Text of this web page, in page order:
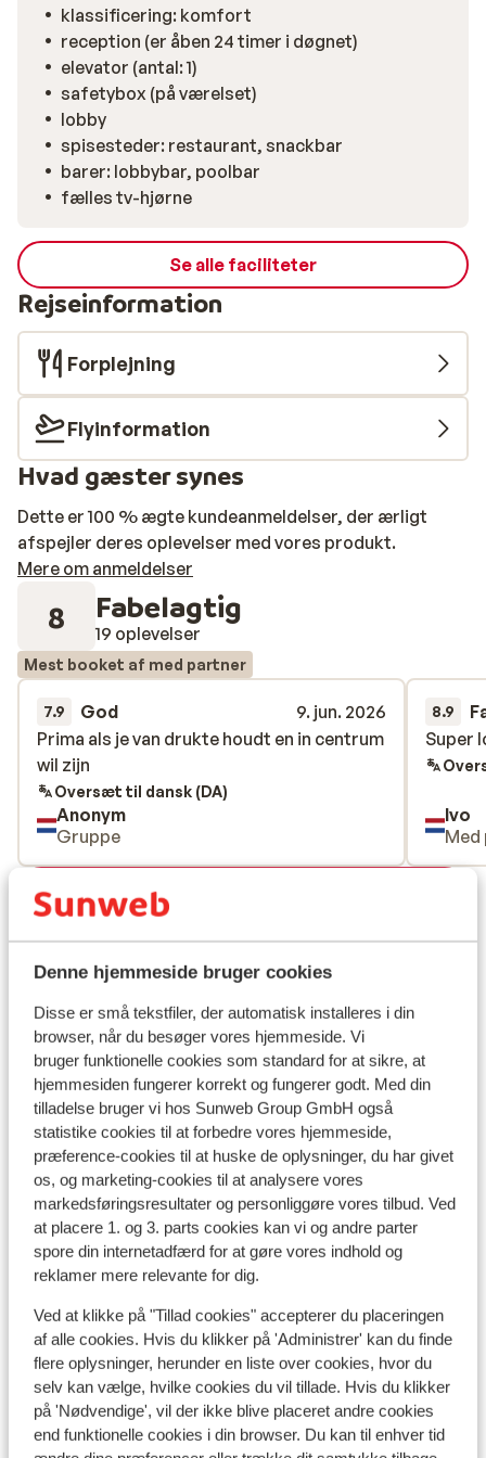
Denne hjemmeside bruger cookies
Disse er små tekstfiler, der automatisk installeres i din
browser, når du besøger vores hjemmeside. Vi
bruger funktionelle cookies som standard for at sikre, at
hjemmesiden fungerer korrekt og fungerer godt. Med din
tilladelse bruger vi hos Sunweb Group GmbH også
statistike cookies til at forbedre vores hjemmeside,
præference-cookies til at huske de oplysninger, du har givet
os, og marketing-cookies til at analysere vores
markedsføringsresultater og personliggøre vores tilbud. Ved
at placere 1. og 3. parts cookies kan vi og andre parter
spore din internetadfærd for at gøre vores indhold og
reklamer mere relevante for dig.
Ved at klikke på "Tillad cookies" accepterer du placeringen
af alle cookies. Hvis du klikker på 'Administrer' kan du finde
flere oplysninger, herunder en liste over cookies, hvor du
selv kan vælge, hvilke cookies du vil tillade. Hvis du klikker
på 'Nødvendige', vil der ikke blive placeret andre cookies
end funktionelle cookies i din browser. Du kan til enhver tid
klassificering: komfort
reception (er åben 24 timer i døgnet)
elevator (antal: 1)
safetybox (på værelset)
lobby
spisesteder: restaurant, snackbar
barer: lobbybar, poolbar
fælles tv-hjørne
Se alle faciliteter
Rejseinformation
Forplejning
Flyinformation
Hvad gæster synes
Dette er 100 % ægte kundeanmeldelser, der ærligt
afspejler deres oplevelser med vores produkt.
Mere om anmeldelser
8 Fabelagtig
19 oplevelser
Mest booket af med partner
7.9 God
9. jun. 2026
Prima als je van drukte houdt en in centrum
wil zijn
Prima als je van drukte houdt en in centrum
wil zijn
Oversæt til dansk (DA)
Anonym
Gruppe
8.9
Super
Super
Ivo
Se alle 19 anmeldelser
Se på kort
I området
Afstand til stranden ca. 150 meter (sandstrand,
liggestole (mod betaling) , parasol (mod betaling) )
I centrum
Afstand til bargaden ca. 200 meter
Afstand til nærmeste butikker ca. 20 meter
Nærmeste restaurant ca. 20 meter
Andre overnatningssteder i Kusadasi-
kysten